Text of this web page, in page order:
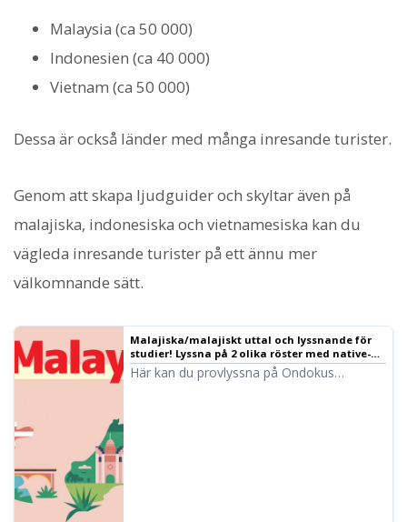
Malaysia (ca 50 000)
Indonesien (ca 40 000)
Vietnam (ca 50 000)
Dessa är också länder med många inresande turister.
Genom att skapa ljudguider och skyltar även på
malajiska, indonesiska och vietnamesiska kan du
vägleda inresande turister på ett ännu mer
välkomnande sätt.
Malajiska/malajiskt uttal och lyssnande för
studier! Lyssna på 2 olika röster med native-
uttal (provlyssning) kvinnliga och manliga
röster
Här kan du provlyssna på Ondokus